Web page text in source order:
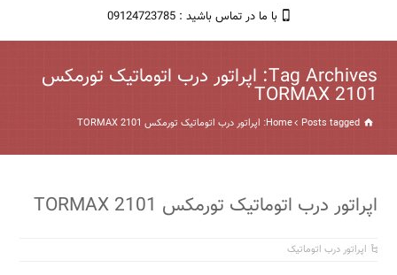
با ما در تماس باشید : 09124723785
Tag Archives: اپراتور درب اتوماتیک تورمکس
TORMAX 2101
Home Posts tagged: اپراتور درب اتوماتیک تورمکس TORMAX 2101
اپراتور درب اتوماتیک تورمکس TORMAX 2101
اپراتور درب اتوماتیک